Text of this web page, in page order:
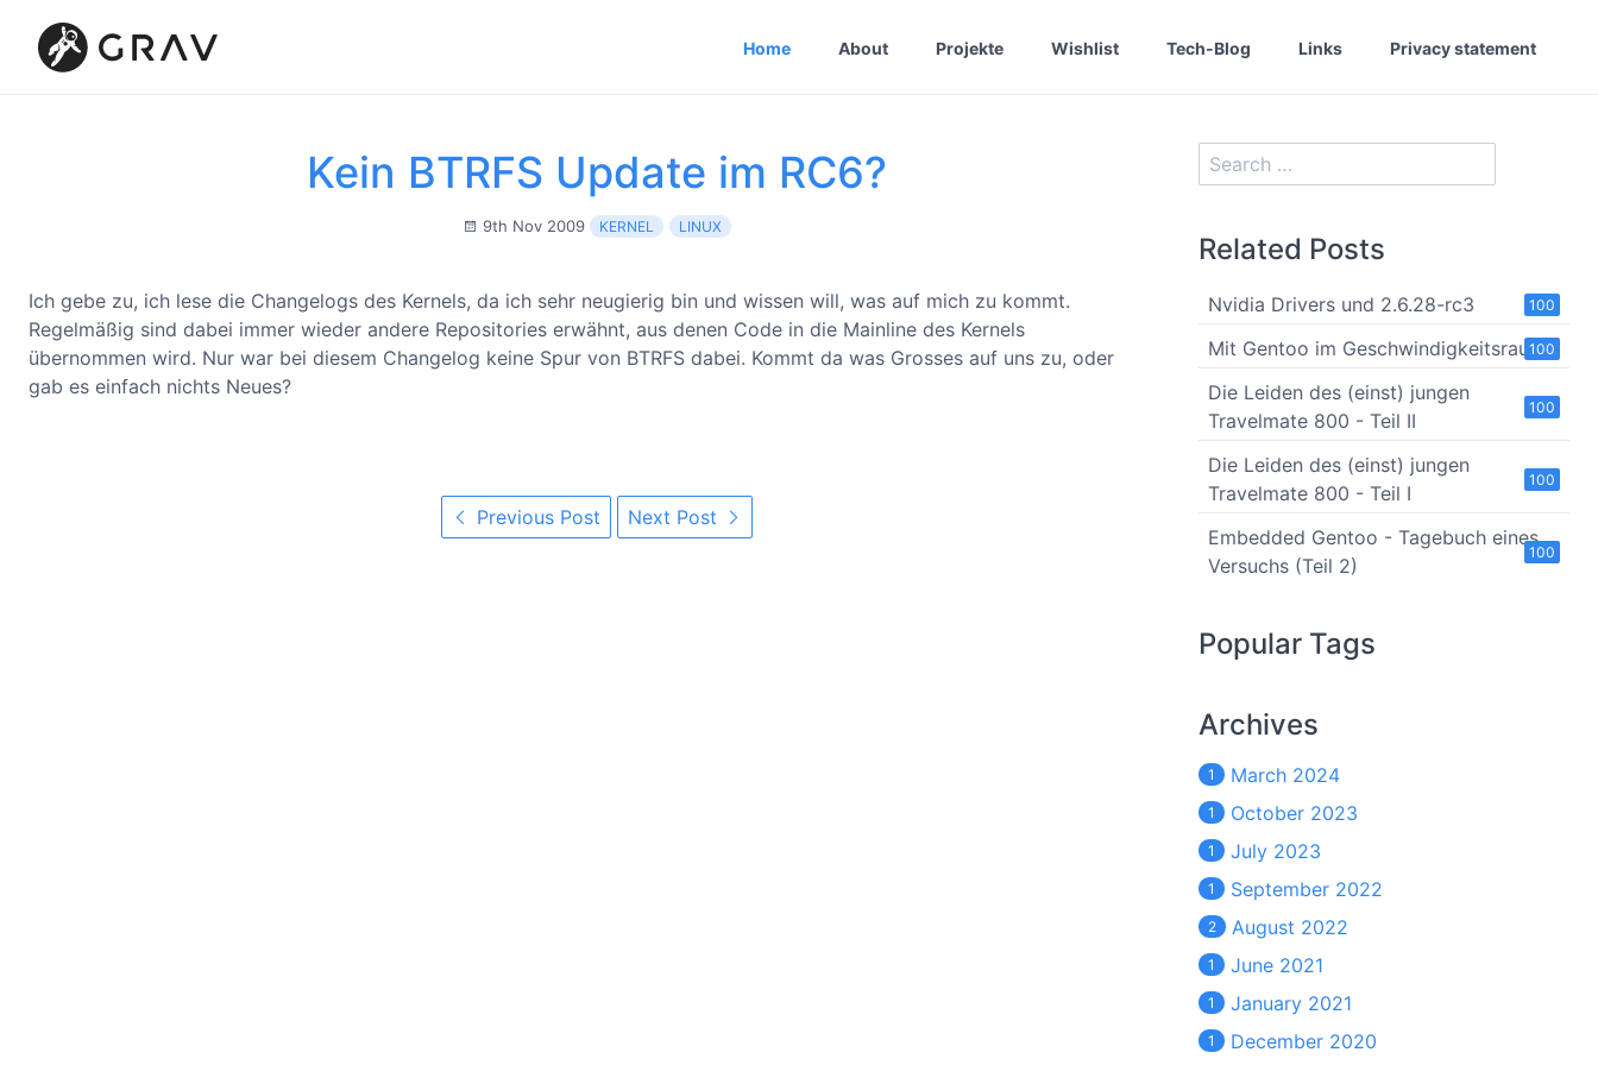
Home About Projekte Wishlist Tech-Blog Links Privacy statement
Kein BTRFS Update im RC6?
9th Nov 2009 KERNEL LINUX
Ich gebe zu, ich lese die Changelogs des Kernels, da ich sehr neugierig bin und wissen will, was auf mich zu kommt.
Regelmäßig sind dabei immer wieder andere Repositories erwähnt, aus denen Code in die Mainline des Kernels
übernommen wird. Nur war bei diesem Changelog keine Spur von BTRFS dabei. Kommt da was Grosses auf uns zu, oder
gab es einfach nichts Neues?
Previous Post Next Post
Related Posts
100
Nvidia Drivers und 2.6.28-rc3
100
Mit Gentoo im Geschwindigkeitsrausch
100
Die Leiden des (einst) jungen
Travelmate 800 - Teil II
100
Die Leiden des (einst) jungen
Travelmate 800 - Teil I
100
Embedded Gentoo - Tagebuch eines
Versuchs (Teil 2)
Popular Tags
Archives
1 March 2024
1 October 2023
1 July 2023
1 September 2022
2 August 2022
1 June 2021
1 January 2021
1 December 2020